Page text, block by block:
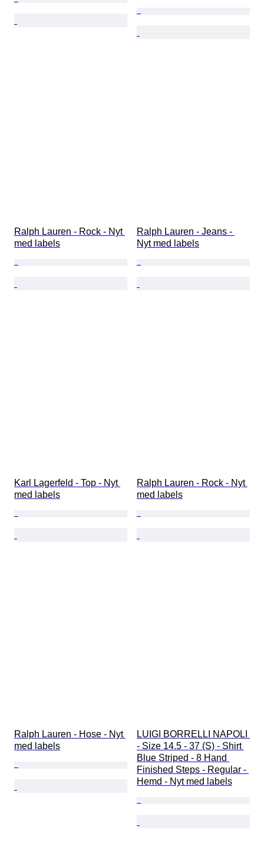
Ralph Lauren - Rock - Nyt
med labels
Ralph Lauren - Jeans -
Nyt med labels
Karl Lagerfeld - Top - Nyt
med labels
Ralph Lauren - Rock - Nyt
med labels
Ralph Lauren - Hose - Nyt
med labels
LUIGI BORRELLI NAPOLI
- Size 14.5 - 37 (S) - Shirt
Blue Striped - 8 Hand
Finished Steps - Regular -
Hemd - Nyt med labels